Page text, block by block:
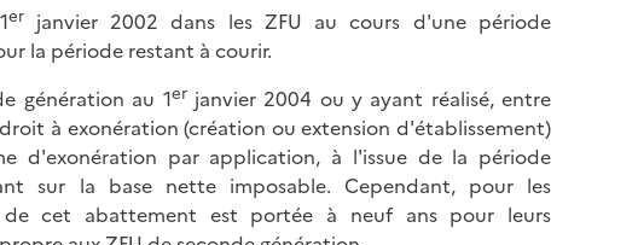
erjanvier 2002 dans les ZFU au cours d'une période
la période restant à courir.
génération au 1erjanvier 2004 ou y ayant réalisé, entre
à exonération (création ou extension d'établissement)
d'exonération par application, à l'issue de la période
sur la base nette imposable. Cependant, pour les
cet abattement est portée à neuf ans pour leurs